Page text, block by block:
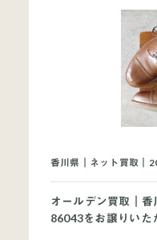
香川県｜ネット買取｜
オールデン買取｜
86043をお譲りいた